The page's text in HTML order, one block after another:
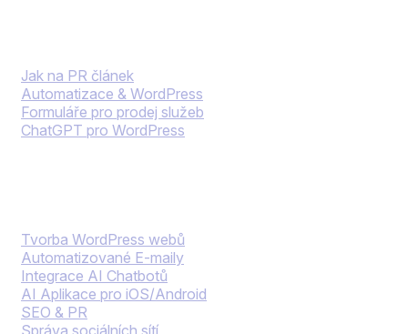
Jak na PR článek
Automatizace & WordPress
Formuláře pro prodej služeb
ChatGPT pro WordPress
Tvorba WordPress webů
Automatizované E-maily
Integrace AI Chatbotů
AI Aplikace pro iOS/Android
SEO & PR